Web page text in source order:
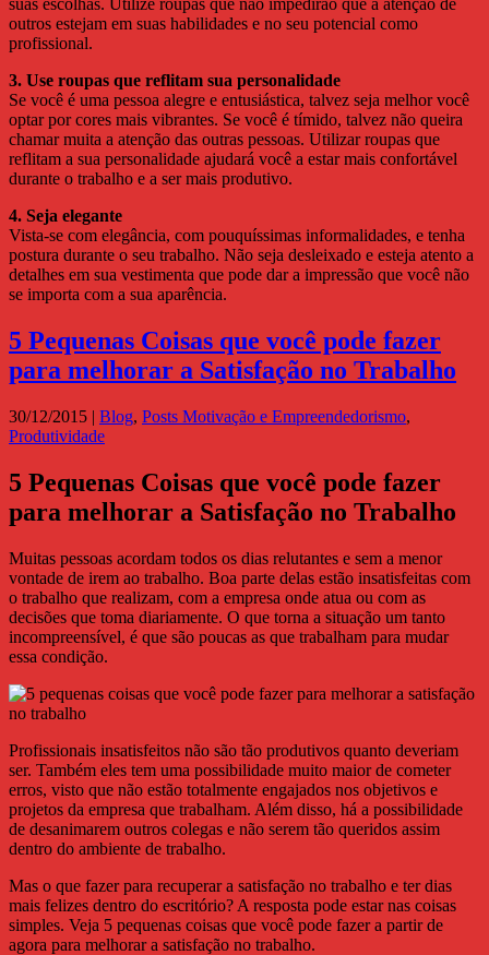
suas escolhas. Utilize roupas que não impedirão que a atenção de
outros estejam em suas habilidades e no seu potencial como
profissional.
3. Use roupas que reflitam sua personalidade
Se você é uma pessoa alegre e entusiástica, talvez seja melhor você
optar por cores mais vibrantes. Se você é tímido, talvez não queira
chamar muita a atenção das outras pessoas. Utilizar roupas que
reflitam a sua personalidade ajudará você a estar mais confortável
durante o trabalho e a ser mais produtivo.
4. Seja elegante
Vista-se com elegância, com pouquíssimas informalidades, e tenha
postura durante o seu trabalho. Não seja desleixado e esteja atento a
detalhes em sua vestimenta que pode dar a impressão que você não
se importa com a sua aparência.
5 Pequenas Coisas que você pode fazer
para melhorar a Satisfação no Trabalho
30/12/2015 | Blog, Posts Motivação e Empreendedorismo,
Produtividade
5 Pequenas Coisas que você pode fazer
para melhorar a Satisfação no Trabalho
Muitas pessoas acordam todos os dias relutantes e sem a menor
vontade de irem ao trabalho. Boa parte delas estão insatisfeitas com
o trabalho que realizam, com a empresa onde atua ou com as
decisões que toma diariamente. O que torna a situação um tanto
incompreensível, é que são poucas as que trabalham para mudar
essa condição.
Profissionais insatisfeitos não são tão produtivos quanto deveriam
ser. Também eles tem uma possibilidade muito maior de cometer
erros, visto que não estão totalmente engajados nos objetivos e
projetos da empresa que trabalham. Além disso, há a possibilidade
de desanimarem outros colegas e não serem tão queridos assim
dentro do ambiente de trabalho.
Mas o que fazer para recuperar a satisfação no trabalho e ter dias
mais felizes dentro do escritório? A resposta pode estar nas coisas
simples. Veja 5 pequenas coisas que você pode fazer a partir de
agora para melhorar a satisfação no trabalho.